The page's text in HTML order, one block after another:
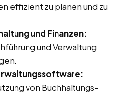
effizient zu planen und zu
und Finanzen:
und Verwaltung
von Buchhaltungs-